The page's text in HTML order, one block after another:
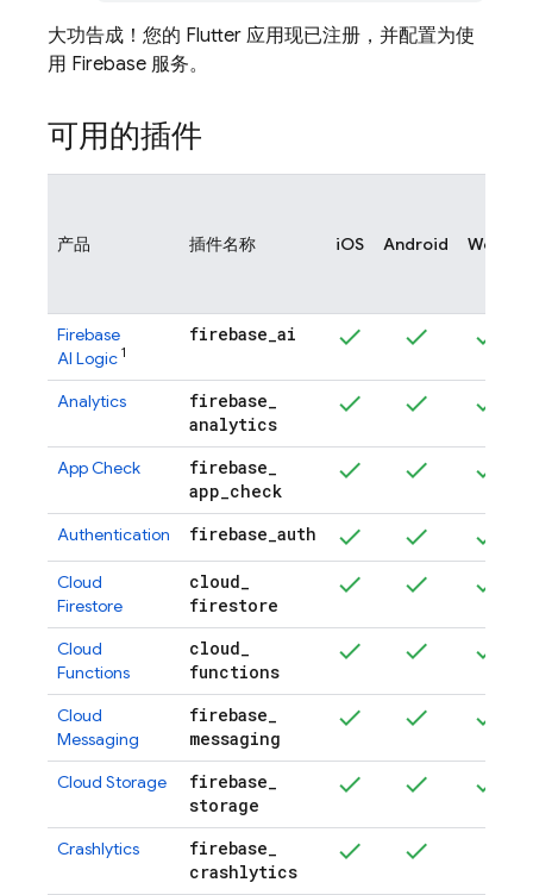
大功告成！您的 Flutter 应用现已注册，并配置为使
用 Firebase 服务。
可用的插件
产品 插件名称 iOS Android Web
Firebase
AI Logic 1
firebase_ai
Analytics firebase_
analytics
App Check firebase_
app_check
Authentication firebase_auth
Cloud
Firestore
cloud_
firestore
Cloud
Functions
cloud_
functions
Cloud
Messaging
firebase_
messaging
Cloud Storage firebase_
storage
Crashlytics firebase_
crashlytics